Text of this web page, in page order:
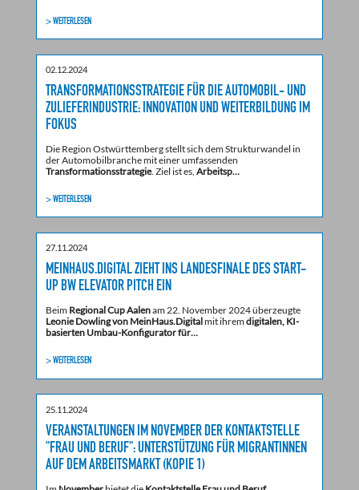
> WEITERLESEN
02.12.2024
TRANSFORMATIONSSTRATEGIE FÜR DIE AUTOMOBIL- UND
ZULIEFERINDUSTRIE: INNOVATION UND WEITERBILDUNG IM
FOKUS
Die Region Ostwürttemberg stellt sich dem Strukturwandel in
der Automobilbranche mit einer umfassenden
Transformationsstrategie. Ziel ist es,Arbeitsp…
> WEITERLESEN
27.11.2024
MEINHAUS.DIGITAL ZIEHT INS LANDESFINALE DES START-
UP BW ELEVATOR PITCH EIN
Beim Regional Cup Aalenam 22. November 2024 überzeugte
Leonie Dowling von MeinHaus.Digitalmit ihremdigitalen, KI-
basierten Umbau-Konfigurator für…
> WEITERLESEN
25.11.2024
VERANSTALTUNGEN IM NOVEMBER DER KONTAKTSTELLE
"FRAU UND BERUF": UNTERSTÜTZUNG FÜR MIGRANTINNEN
AUF DEM ARBEITSMARKT (KOPIE 1)